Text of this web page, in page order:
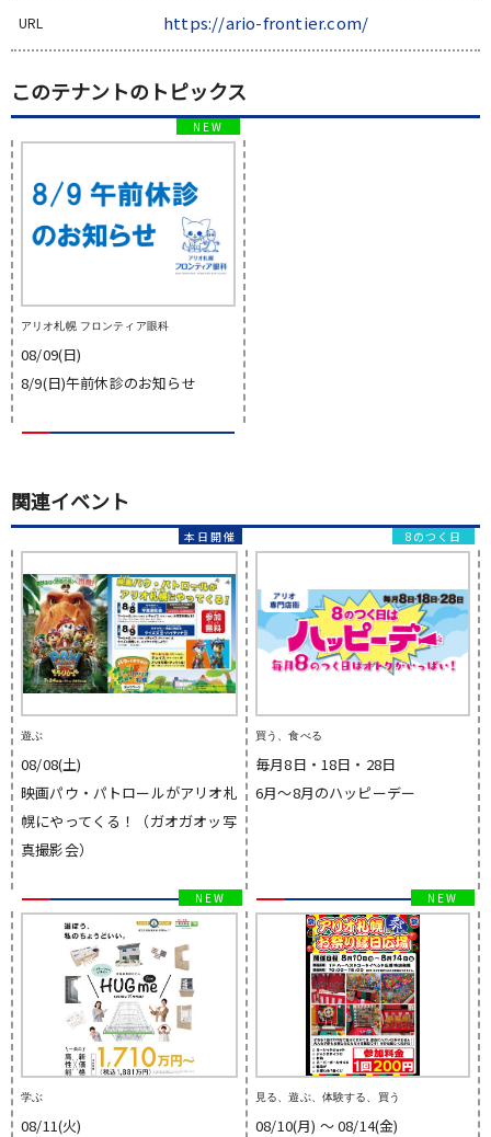
URL https://ario-frontier.com/
このテナントのトピックス
アリオ札幌 フロンティア眼科
08/09(日)
8/9(日)午前休診のお知らせ
関連イベント
遊ぶ
08/08(土)
映画パウ・パトロールがアリオ札
幌にやってくる！（ガオガオッ写
真撮影会）
買う、食べる
毎月8日・18日・28日
6月～8月のハッピーデー
8のつく日
学ぶ
08/11(火)
見る、遊ぶ、体験する、買う
08/10(月) 〜 08/14(金)